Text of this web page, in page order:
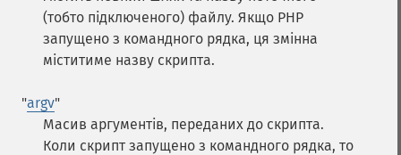
(тобто підключеного) файлу. Якщо PHP
запущено з командного рядка, ця змінна
міститиме назву скрипта.
"argv"
Масив аргументів, переданих до скрипта.
Коли скрипт запущено з командного рядка, то